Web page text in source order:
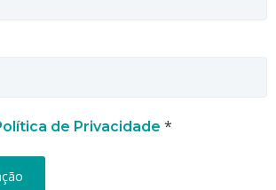
de Privacidade *